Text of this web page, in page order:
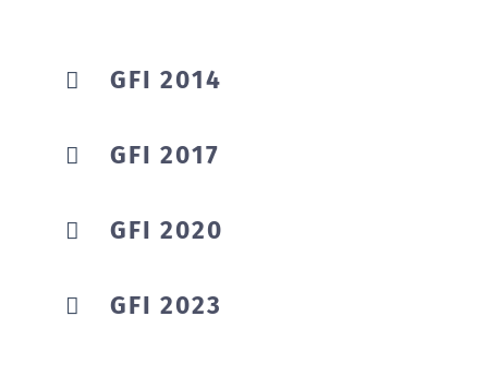
GFI 2014
GFI 2017
GFI 2020
GFI 2023